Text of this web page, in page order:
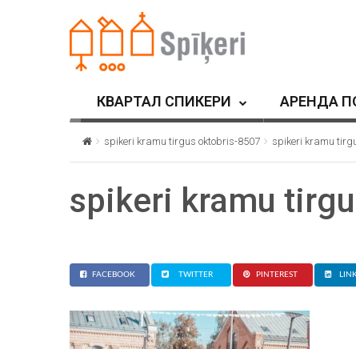
КВАРТАЛ СПИКЕРИ АРЕНДА
spikeri kramu tirgus oktobris-8507 spikeri kramu
spikeri kramu
FACEBOOK TWITTER PINTEREST